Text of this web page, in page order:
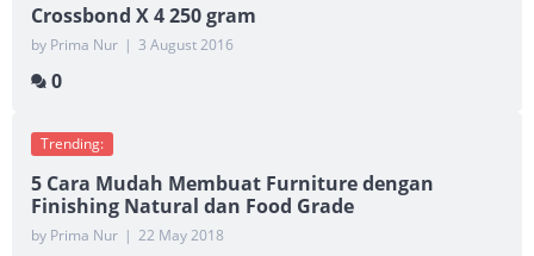
Crossbond X 4 250 gram
by Prima Nur | 3 August 2016
0
Trending:
5 Cara Mudah Membuat Furniture dengan
Finishing Natural dan Food Grade
by Prima Nur | 22 May 2018